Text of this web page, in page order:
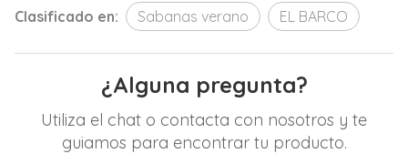
Clasificado en: Sabanas verano EL BARCO
¿Alguna pregunta?
Utiliza el chat o contacta con nosotros y te
guiamos para encontrar tu producto.